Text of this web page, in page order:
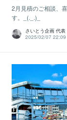
2月見積のご相談、
す。_(._.)_
さいとう企画 代表
2025/02/07 22:09